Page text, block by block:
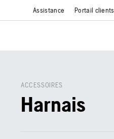
Assistance Portail clients
ACCESSOIRES
Harnais